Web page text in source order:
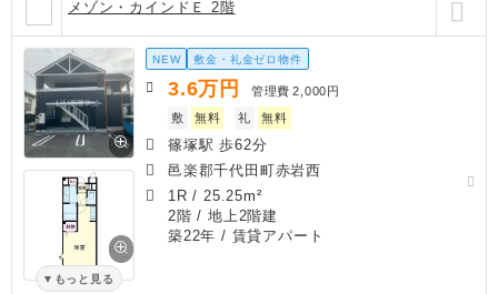
メゾン・カインドＥ 2階
もっと見る
NEW 敷金・礼金ゼロ物件
3.6万円 管理費 2,000円
敷
無料 礼 無料
篠塚駅 歩62分
邑楽郡千代田町赤岩西
1R / 25.25m²
2階 / 地上2階建
築22年 / 賃貸アパート